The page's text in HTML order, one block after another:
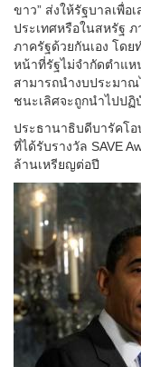
ขาว” ส่งให้รัฐบาลเพื่อ
ประเทศหรือในสหรัฐ
ภาครัฐด้วยกันเอง โดย
หน้าที่รัฐไม่จำกัดตำแห
สามารถนำงบประมา
ชนะเลิศจะถูกนำไปปฏิ
ประธานาธิบดีบารัคโอ
ที่ได้รับรางวัล SAVE
ล้านเหรียญต่อปี